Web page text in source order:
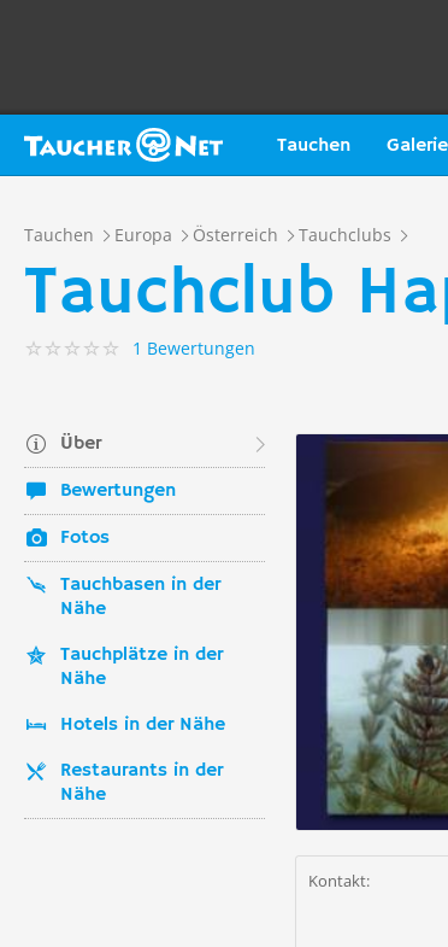
Tauchen Galerie
Tauchen Europa Österreich Tauchclubs
Tauchclub
1 Bewertungen
Über
Bewertungen
Fotos
Tauchbasen in der
Nähe
Tauchplätze in der
Nähe
Hotels in der Nähe
Restaurants in der
Nähe
Kontakt: